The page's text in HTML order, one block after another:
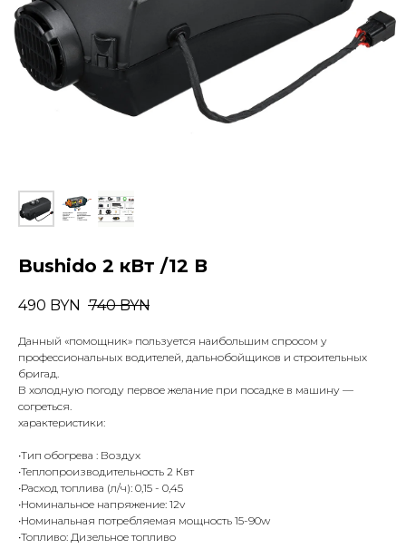
Bushido 2 кВт /12 В
490 BYN 740 BYN
Данный «помощник» пользуется наибольшим спросом у
профессиональных водителей, дальнобойщиков и строительных
бригад.
В холодную погоду первое желание при посадке в машину —
согреться.
характеристики:
•Тип обогрева : Воздух
•Теплопроизводительность 2 Квт
•Расход топлива (л/ч): 0,15 - 0,45
•Номинальное напряжение: 12v
•Номинальная потребляемая мощность 15-90w
•Топливо: Дизельное топливо